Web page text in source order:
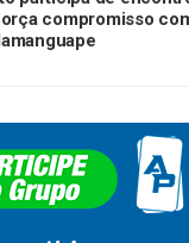
compromisso